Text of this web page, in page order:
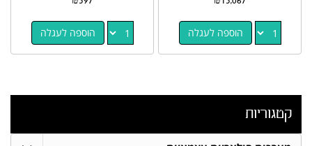
הוספה לעגלה הוספה לעגלה
קטגוריות